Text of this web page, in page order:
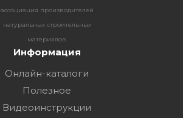
ассоциация производителей
натуральных строительных
материалов
Информация
Онлайн-каталоги
Полезное
Видеоинструкции